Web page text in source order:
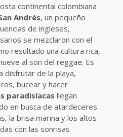
continental colombiana
Andrés, un pequeño
de ingleses,
se mezclaron con el
resultado una cultura rica,
al son del reggae. Es
disfrutar de la playa,
bucear y hacer
paradisíacas llegan
en busca de atardeceres
la brisa marina y los altos
con las sonrisas